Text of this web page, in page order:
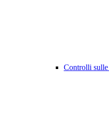
Controlli sulle